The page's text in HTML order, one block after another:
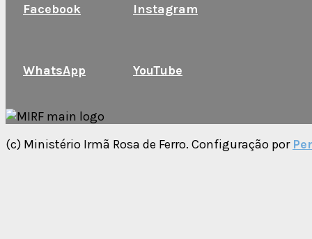
Facebook Instagram
WhatsApp YouTube
(c) Ministério Irmã Rosa de Ferro. Configuração por